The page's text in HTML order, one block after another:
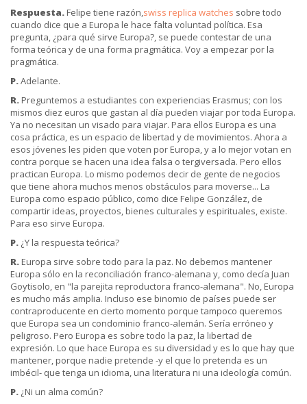
Respuesta. Felipe tiene razón,swiss replica watches sobre todo
cuando dice que a Europa le hace falta voluntad política. Esa
pregunta, ¿para qué sirve Europa?, se puede contestar de una
forma teórica y de una forma pragmática. Voy a empezar por la
pragmática.
P.Adelante.
R. Preguntemos a estudiantes con experiencias Erasmus; con los
mismos diez euros que gastan al día pueden viajar por toda Europa.
Ya no necesitan un visado para viajar. Para ellos Europa es una
cosa práctica, es un espacio de libertad y de movimientos. Ahora a
esos jóvenes les piden que voten por Europa, y a lo mejor votan en
contra porque se hacen una idea falsa o tergiversada. Pero ellos
practican Europa. Lo mismo podemos decir de gente de negocios
que tiene ahora muchos menos obstáculos para moverse... La
Europa como espacio público, como dice Felipe González, de
compartir ideas, proyectos, bienes culturales y espirituales, existe.
Para eso sirve Europa.
P. ¿Y la respuesta teórica?
R. Europa sirve sobre todo para la paz. No debemos mantener
Europa sólo en la reconciliación franco-alemana y, como decía Juan
Goytisolo, en "la parejita reproductora franco-alemana". No, Europa
es mucho más amplia. Incluso ese binomio de países puede ser
contraproducente en cierto momento porque tampoco queremos
que Europa sea un condominio franco-alemán. Sería erróneo y
peligroso. Pero Europa es sobre todo la paz, la libertad de
expresión. Lo que hace Europa es su diversidad y es lo que hay que
mantener, porque nadie pretende -y el que lo pretenda es un
imbécil- que tenga un idioma, una literatura ni una ideología común.
P. ¿Ni un alma común?